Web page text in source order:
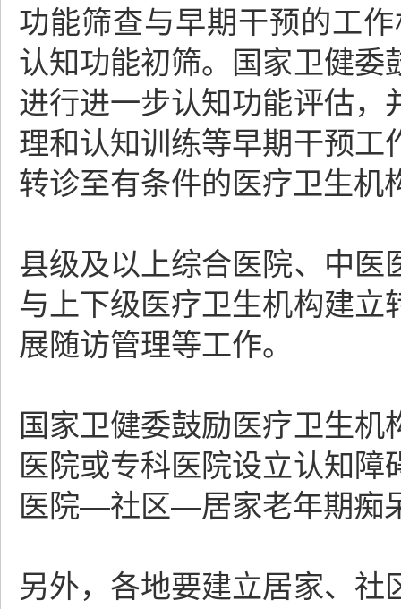
功能筛查与早期干预的工
认知功能初筛。国家卫健委
进行进一步认知功能评估，
理和认知训练等早期干预工
转诊至有条件的医疗卫生机
县级及以上综合医院、中医
与上下级医疗卫生机构建立
展随访管理等工作。
国家卫健委鼓励医疗卫生
医院或专科医院设立认知
医院―社区―居家老年期痴
另外，各地要建立居家、社